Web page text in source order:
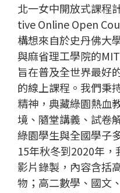
北一女中開放式課程
tive Online Open
構想來自於史丹佛大
與麻省理工學院的
旨在普及全世界最好
的線上課程。我們秉
精神，典藏綠園熱血
境、隨堂講義、試卷
綠園學生與全國學子
15年秋冬到2020年
影片錄製，內容含括
物；高二數學、國文